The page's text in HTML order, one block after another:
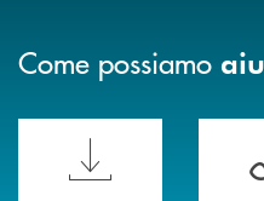
Come possiamo
Scopri le funzionalità dellaHai